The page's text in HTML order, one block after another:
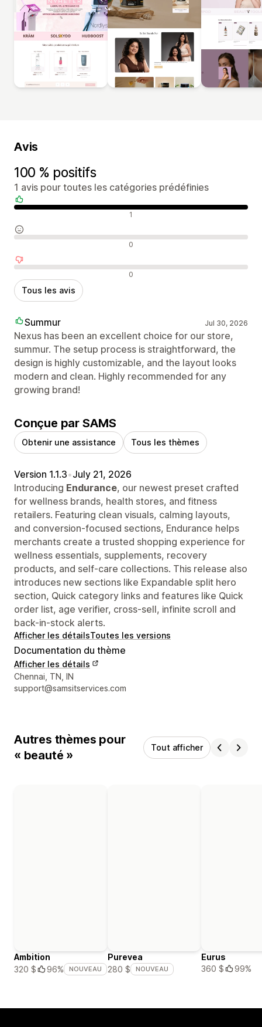
Avis
100 % positifs
1 avis pour toutes les catégories prédéfinies
Avis positifs 1
Avis neutres 0
Avis négatifs 0
Tous les avis
Summur Jul 30, 2026
Nexus has been an excellent choice for our store,
summur. The setup process is straightforward, the
design is highly customizable, and the layout looks
modern and clean. Highly recommended for any
growing brand!
Conçue par SAMS
Obtenir une assistance Tous les thèmes
Version 1.1.3•July 21, 2026
Introducing Endurance, our newest preset crafted
for wellness brands, health stores, and fitness
retailers. Featuring clean visuals, calming layouts,
and conversion-focused sections, Endurance helps
merchants create a trusted shopping experience for
wellness essentials, supplements, recovery
products, and self-care collections. This release also
introduces new sections like Expandable split hero
section, Quick category links and features like Quick
order list, age verifier, cross-sell, infinite scroll and
back-in-stock alerts.
Afficher les détailsToutes les versions
Documentation du thème
Afficher les détails
Coordonnées du concepteur
Chennai, TN, IN
support@samsitservices.com
Autres thèmes pour
« beauté »
Tout afficher
Ambition
320 $
96% NOUVEAU
Purevea
280 $
NOUVEAU
Eurus
360 $
99%